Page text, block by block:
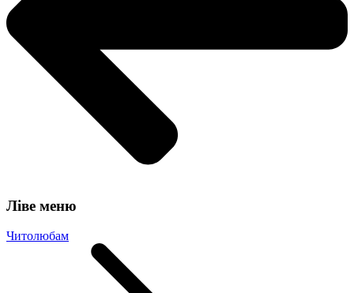
Ліве меню
Читолюбам